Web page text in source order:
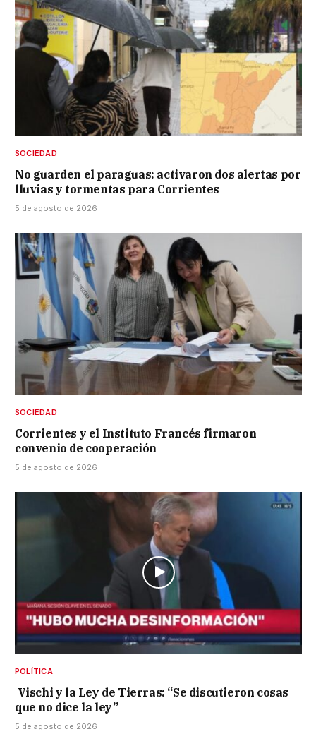
SOCIEDAD
No guarden el paraguas: activaron dos alertas por
lluvias y tormentas para Corrientes
5 de agosto de 2026
SOCIEDAD
Corrientes y el Instituto Francés firmaron
convenio de cooperación
5 de agosto de 2026
POLÍTICA
Vischi y la Ley de Tierras: “Se discutieron cosas
que no dice la ley”
5 de agosto de 2026